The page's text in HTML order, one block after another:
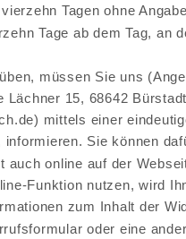
Tagen ohne
Tage ab dem Tag, an
müssen Sie uns
Lächner 15, 68642
mittels einer
Sie können
auch online auf der
Funktion nutzen, wird
zum Inhalt der
oder eine